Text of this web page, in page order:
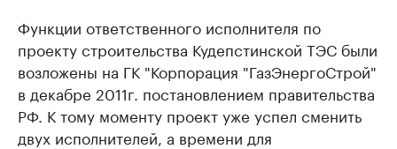
Функции ответственного исполнителя по
проекту строительства Кудепстинской ТЭС были
возложены на ГК "Корпорация "ГазЭнергоСтрой"
в декабре 2011г. постановлением правительства
РФ. К тому моменту проект уже успел сменить
двух исполнителей, а времени для